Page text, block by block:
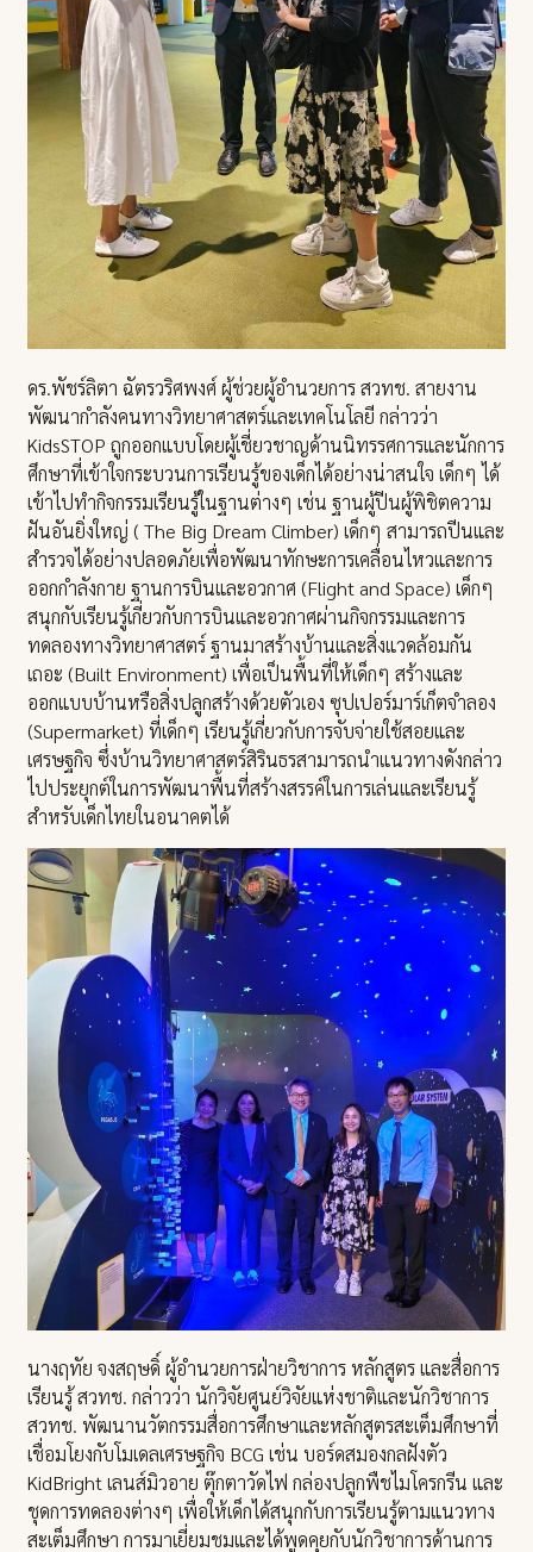
ดร.พัชร์ลิตา ฉัตรวริศพงศ์ ผู้ช่วยผู้อำนวยการ สวทช. สายงาน
พัฒนากำลังคนทางวิทยาศาสตร์และเทคโนโลยี กล่าวว่า
KidsSTOP ถูกออกแบบโดยผู้เชี่ยวชาญด้านนิทรรศการและนักการ
ศึกษาที่เข้าใจกระบวนการเรียนรู้ของเด็กได้อย่างน่าสนใจ เด็กๆ ได้
เข้าไปทำกิจกรรมเรียนรู้ในฐานต่างๆ เช่น ฐานผู้ปีนผู้พิชิตความ
ฝันอันยิ่งใหญ่ ( The Big Dream Climber) เด็กๆ สามารถปีนและ
สำรวจได้อย่างปลอดภัยเพื่อพัฒนาทักษะการเคลื่อนไหวและการ
ออกกำลังกาย ฐานการบินและอวกาศ (Flight and Space) เด็กๆ
สนุกกับเรียนรู้เกี่ยวกับการบินและอวกาศผ่านกิจกรรมและการ
ทดลองทางวิทยาศาสตร์ ฐานมาสร้างบ้านและสิ่งแวดล้อมกัน
เถอะ (Built Environment) เพื่อเป็นพื้นที่ให้เด็กๆ สร้างและ
ออกแบบบ้านหรือสิ่งปลูกสร้างด้วยตัวเอง ซุปเปอร์มาร์เก็ตจำลอง
(Supermarket) ที่เด็กๆ เรียนรู้เกี่ยวกับการจับจ่ายใช้สอยและ
เศรษฐกิจ ซึ่งบ้านวิทยาศาสตร์สิรินธรสามารถนำแนวทางดังกล่าว
ไปประยุกต์ในการพัฒนาพื้นที่สร้างสรรค์ในการเล่นและเรียนรู้
สำหรับเด็กไทยในอนาคตได้
นางฤทัย จงสฤษดิ์ ผู้อำนวยการฝ่ายวิชาการ หลักสูตร และสื่อการ
เรียนรู้ สวทช. กล่าวว่า นักวิจัยศูนย์วิจัยแห่งชาติและนักวิชาการ
สวทช. พัฒนานวัตกรรมสื่อการศึกษาและหลักสูตรสะเต็มศึกษาที่
เชื่อมโยงกับโมเดลเศรษฐกิจ BCG เช่น บอร์ดสมองกลฝังตัว
KidBright เลนส์มิวอาย ตุ๊กตาวัดไฟ กล่องปลูกพืชไมโครกรีน และ
ชุดการทดลองต่างๆ เพื่อให้เด็กได้สนุกกับการเรียนรู้ตามแนวทาง
สะเต็มศึกษา การมาเยี่ยมชมและได้พูดคุยกับนักวิชาการด้านการ